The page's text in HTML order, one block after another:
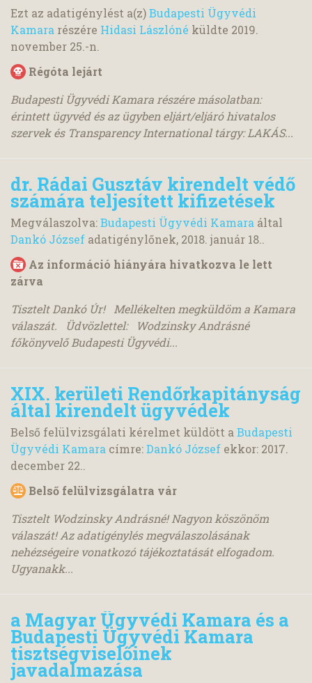
Ezt az adatigénylést a(z)Budapesti Ügyvédi
Kamara részére Hidasi Lászlóné küldte 2019.
november 25.-n.
Régóta lejárt
Budapesti Ügyvédi Kamara részére másolatban:
érintett ügyvéd és az ügyben eljárt/eljáró hivatalos
szervek és Transparency International tárgy: LAKÁS...
dr. Rádai Gusztáv kirendelt védő
számára teljesített kifizetések
Megválaszolva:Budapesti Ügyvédi Kamara által
Dankó József adatigénylőnek, 2018. január 18..
Az információ hiányára hivatkozva le lett
zárva
Tisztelt Dankó Úr! Mellékelten megküldöm a Kamara
válaszát. Üdvözlettel: Wodzinsky Andrásné
főkönyvelő Budapesti Ügyvédi...
XIX. kerületi Rendőrkapitányság
által kirendelt ügyvédek
Belső felülvizsgálati kérelmet küldött aBudapesti
Ügyvédi Kamara címre:Dankó József ekkor: 2017.
december 22..
Belső felülvizsgálatra vár
Tisztelt Wodzinsky Andrásné! Nagyon köszönöm
válaszát! Az adatigénylés megválaszolásának
nehézségeire vonatkozó tájékoztatását elfogadom.
Ugyanakk...
a Magyar Ügyvédi Kamara és a
Budapesti Ügyvédi Kamara
tisztségviselőinek
javadalmazása